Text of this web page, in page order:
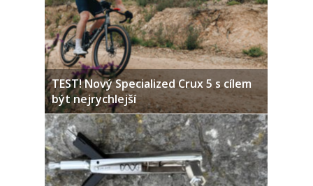
TEST! Nový Specialized Crux 5 s cílem
být nejrychlejší